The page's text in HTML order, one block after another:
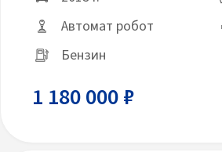
Автомат робот
Бензин
1 180 000 ₽